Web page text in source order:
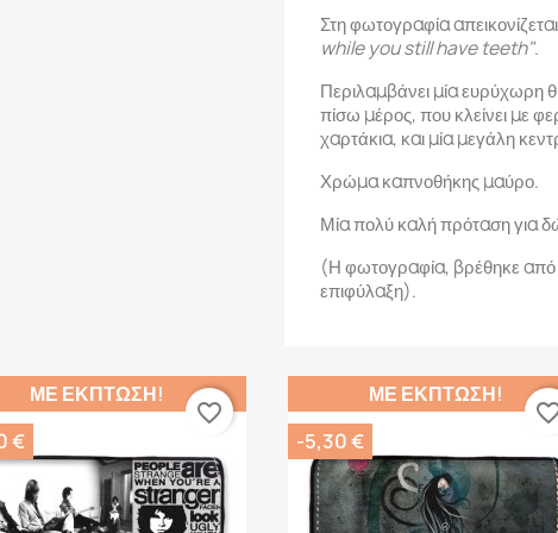
Στη φωτογραφία
while you still have teeth".
Περιλαμβάνει μία ευρύχωρη
πίσω μέρος, που κλείνει με
χαρτάκια, και μία μεγάλη
Χρώμα καπνοθήκης μαύρο.
Μία πολύ καλή πρόταση για
(Η φωτογραφία, βρέθηκε
επιφύλαξη).
ΜΕ ΈΚΠΤΩΣΗ!
€
favorite_border
ΜΕ ΈΚΠΤΩΣΗ!
-5,30 €